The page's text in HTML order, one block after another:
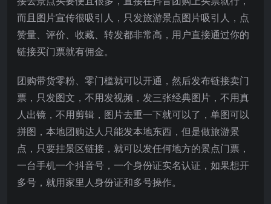
而且图片宣传很吸引人，只发旅游景点图片吸引人，点
赞量、评价、收藏、转发都非常高，用户直接通过你的
链接买门票就有佣金。
团购带货零粉、零门槛就可以开通，然后发布链接卖门
票，只发图文，不用发视频，发三张经典图片，不用真
人出镜，不用剪辑，图片去重一下就可以了，单图可以
拼图，本地团购达人只能发本地东西，但是做旅游景
点，只要挂景区链接，就可以发任何地方的景点门票，
一台手机一个抖音号，一个身份证实名认证，如果想开
多号，就用家里人身份证和多号操作。